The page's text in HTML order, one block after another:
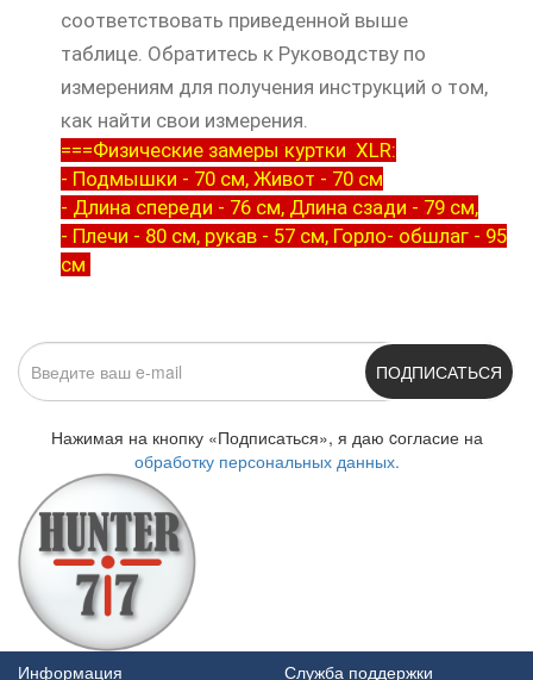
соответствовать приведенной выше
таблице. Обратитесь к Руководству по
измерениям для получения инструкций о том,
как найти свои измерения.
===Физические замеры куртки XLR:
- Подмышки - 70 см, Живот - 70 см
- Длина спереди - 76 см, Длина сзади - 79 см,
- Плечи - 80 см, рукав - 57 см, Горло- обшлаг - 95
см
ПОДПИСАТЬСЯ
Нажимая на кнопку «Подписаться», я даю cогласие на
обработку персональных данных.
Информация Служба поддержки